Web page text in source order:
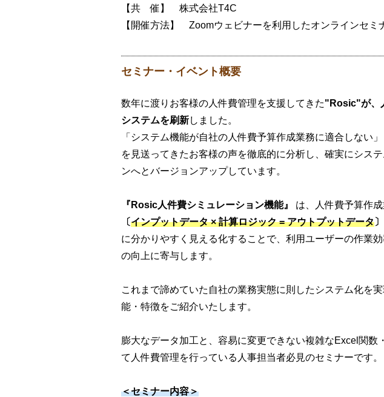
【共 催】 株式会社T4C
【開催方法】 Zoomウェビナーを利用したオンラインセミ
セミナー・イベント概要
数年に渡りお客様の人件費管理を支援してきた"Rosic"が、
システムを刷新しました。
「システム機能が自社の人件費予算作成業務に適合しない
を見送ってきたお客様の声を徹底的に分析し、確実にシス
ンへとバージョンアップしています。
『Rosic人件費シミュレーション機能』 は、人件費予算作
〔インプットデータ × 計算ロジック = アウトプットデータ〕
に分かりやすく見える化することで、利用ユーザーの作業
の向上に寄与します。
これまで諦めていた自社の業務実態に則したシステム化を
能・特徴をご紹介いたします。
膨大なデータ加工と、容易に変更できない複雑なExcel関数
て人件費管理を行っている人事担当者必見のセミナーです。
＜セミナー内容＞